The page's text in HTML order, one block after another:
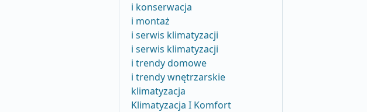
i konserwacja
i montaż
i serwis klimatyzacji
i serwis klimatyzacji
i trendy domowe
i trendy wnętrzarskie
klimatyzacja
Klimatyzacja I Komfort